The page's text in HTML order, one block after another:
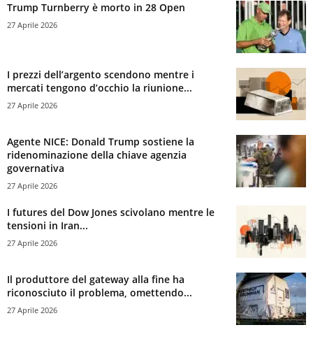
Trump Turnberry è morto in 28 Open
27 Aprile 2026
I prezzi dell’argento scendono mentre i
mercati tengono d’occhio la riunione...
27 Aprile 2026
Agente NICE: Donald Trump sostiene la
ridenominazione della chiave agenzia
governativa
27 Aprile 2026
I futures del Dow Jones scivolano mentre le
tensioni in Iran...
27 Aprile 2026
Il produttore del gateway alla fine ha
riconosciuto il problema, omettendo...
27 Aprile 2026